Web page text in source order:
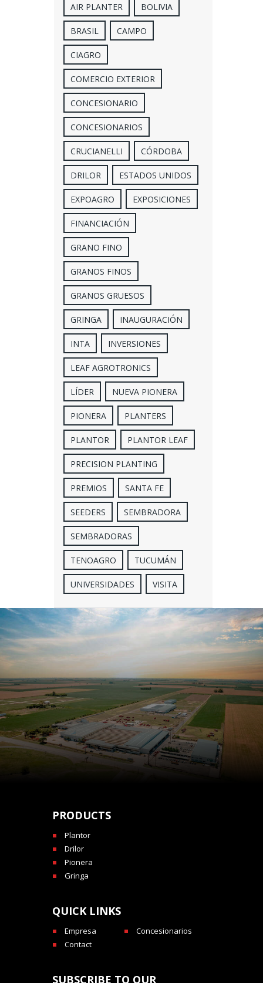
AIR PLANTER BOLIVIA
BRASIL CAMPO
CIAGRO
COMERCIO EXTERIOR
CONCESIONARIO
CONCESIONARIOS
CRUCIANELLI CÓRDOBA
DRILOR ESTADOS UNIDOS
EXPOAGRO EXPOSICIONES
FINANCIACIÓN
GRANO FINO
GRANOS FINOS
GRANOS GRUESOS
GRINGA INAUGURACIÓN
INTA INVERSIONES
LEAF AGROTRONICS
LÍDER NUEVA PIONERA
PIONERA PLANTERS
PLANTOR PLANTOR LEAF
PRECISION PLANTING
PREMIOS SANTA FE
SEEDERS SEMBRADORA
SEMBRADORAS
TENOAGRO TUCUMÁN
UNIVERSIDADES VISITA
PRODUCTS
Plantor
Drilor
Pionera
Gringa
QUICK LINKS
Empresa
Concesionarios
Contact
SUBSCRIBE TO OUR